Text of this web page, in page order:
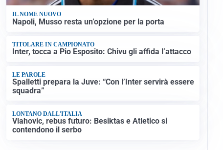
IL NOME NUOVO
Napoli, Musso resta un’opzione per la porta
TITOLARE IN CAMPIONATO
Inter, tocca a Pio Esposito: Chivu gli affida l’attacco
LE PAROLE
Spalletti prepara la Juve: “Con l’Inter servirà essere
squadra”
LONTANO DALL'ITALIA
Vlahovic, rebus futuro: Besiktas e Atletico si
contendono il serbo